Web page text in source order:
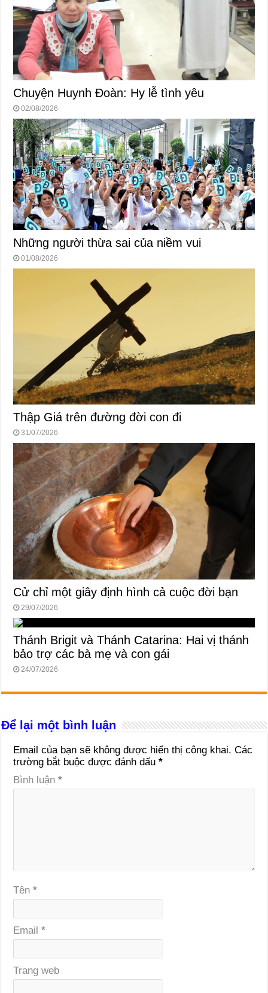
Chuyện Huynh Đoàn: Hy lễ tình yêu
02/08/2026
Những người thừa sai của niềm vui
01/08/2026
Thập Giá trên đường đời con đi
31/07/2026
Cử chỉ một giây định hình cả cuộc đời bạn
29/07/2026
Thánh Brigit và Thánh Catarina: Hai vị thánh
bảo trợ các bà mẹ và con gái
24/07/2026
Để lại một bình luận
Email của bạn sẽ không được hiển thị công khai. Các
trường bắt buộc được đánh dấu*
Bình luận*
Tên*
Email*
Trang web